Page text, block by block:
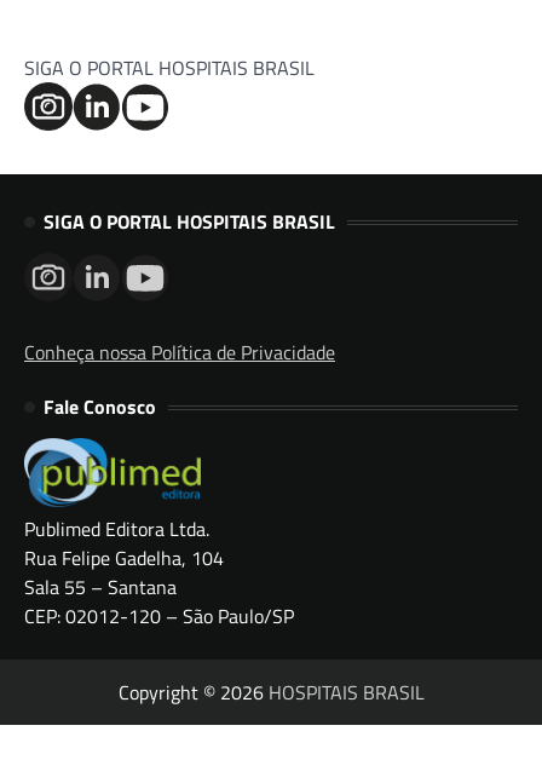
SIGA O PORTAL HOSPITAIS BRASIL
SIGA O PORTAL HOSPITAIS BRASIL
Conheça nossa Política de Privacidade
Fale Conosco
Publimed Editora Ltda.
Rua Felipe Gadelha, 104
Sala 55 – Santana
CEP: 02012-120 – São Paulo/SP
Copyright © 2026 HOSPITAIS BRASIL